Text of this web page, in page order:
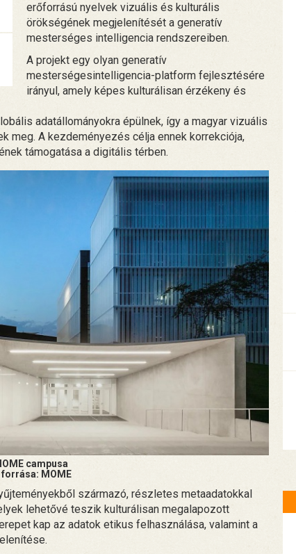
erőforrású nyelvek vizuális és kulturális
örökségének megjelenítését a generatív
mesterséges intelligencia rendszereiben.
A projekt egy olyan generatív
mesterségesintelligencia-platform fejlesztésére
irányul, amely képes kulturálisan érzékeny és
adatállományokra épülnek, így a magyar vizuális
meg. A kezdeményezés célja ennek korrekciója,
támogatása a digitális térben.
campusa
forrása: MOME
származó, részletes metaadatokkal
lehetővé teszik kulturálisan megalapozott
kap az adatok etikus felhasználása, valamint a